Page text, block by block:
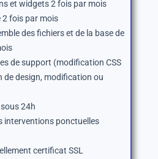
et widgets 2 fois par mois
2 fois par mois
des fichiers et de la base de
de support (modification CSS
de design, modification ou
24h
interventions ponctuelles
certificat SSL